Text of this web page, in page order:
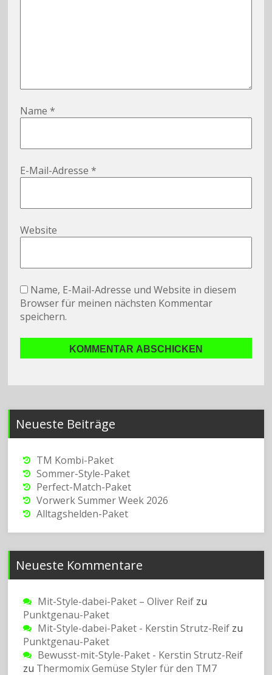
Name*
E-Mail-Adresse*
Website
Name, E-Mail-Adresse und Website in diesem
Browser für meinen nächsten Kommentar
speichern.
Neueste Beiträge
TM Kombi-Paket
Sommer-Style-Paket
Perfect-Match-Paket
Vorwerk Summer Week 2026
Alltagshelden-Paket
Neueste Kommentare
Mit-Style-dabei-Paket – Oliver Reif zu
Punktgenau-Paket
Mit-Style-dabei-Paket - Kerstin Strutz-Reif zu
Punktgenau-Paket
Bewusst-mit-Style-Paket - Kerstin Strutz-Reif
zu Thermomix Gemüse Styler für den TM7